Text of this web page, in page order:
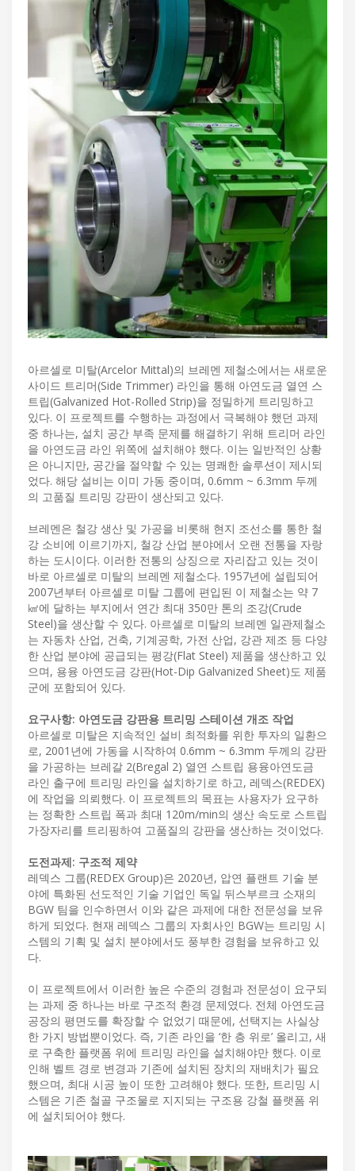
아르셀로 미탈(Arcelor Mittal)의 브레멘 제철소에서는 새로운
사이드 트리머(Side Trimmer) 라인을 통해 아연도금 열연 스
트립(Galvanized Hot-Rolled Strip)을 정밀하게 트리밍하고
있다. 이 프로젝트를 수행하는 과정에서 극복해야 했던 과제
중 하나는, 설치 공간 부족 문제를 해결하기 위해 트리머 라인
을 아연도금 라인 위쪽에 설치해야 했다. 이는 일반적인 상황
은 아니지만, 공간을 절약할 수 있는 명쾌한 솔루션이 제시되
었다. 해당 설비는 이미 가동 중이며, 0.6mm ~ 6.3mm 두께
의 고품질 트리밍 강판이 생산되고 있다.
브레멘은 철강 생산 및 가공을 비롯해 현지 조선소를 통한 철
강 소비에 이르기까지, 철강 산업 분야에서 오랜 전통을 자랑
하는 도시이다. 이러한 전통의 상징으로 자리잡고 있는 것이
바로 아르셀로 미탈의 브레멘 제철소다. 1957년에 설립되어
2007년부터 아르셀로 미탈 그룹에 편입된 이 제철소는 약 7
㎢에 달하는 부지에서 연간 최대 350만 톤의 조강(Crude
Steel)을 생산할 수 있다. 아르셀로 미탈의 브레멘 일관제철소
는 자동차 산업, 건축, 기계공학, 가전 산업, 강관 제조 등 다양
한 산업 분야에 공급되는 평강(Flat Steel) 제품을 생산하고 있
으며, 용융 아연도금 강판(Hot-Dip Galvanized Sheet)도 제품
군에 포함되어 있다.
요구사항: 아연도금 강판용 트리밍 스테이션 개조 작업
아르셀로 미탈은 지속적인 설비 최적화를 위한 투자의 일환으
로, 2001년에 가동을 시작하여 0.6mm ~ 6.3mm 두께의 강판
을 가공하는 브레갈 2(Bregal 2) 열연 스트립 용융아연도금
라인 출구에 트리밍 라인을 설치하기로 하고, 레덱스(REDEX)
에 작업을 의뢰했다. 이 프로젝트의 목표는 사용자가 요구하
는 정확한 스트립 폭과 최대 120m/min의 생산 속도로 스트립
가장자리를 트리핑하여 고품질의 강판을 생산하는 것이었다.
도전과제: 구조적 제약
레덱스 그룹(REDEX Group)은 2020년, 압연 플랜트 기술 분
야에 특화된 선도적인 기술 기업인 독일 뒤스부르크 소재의
BGW 팀을 인수하면서 이와 같은 과제에 대한 전문성을 보유
하게 되었다. 현재 레덱스 그룹의 자회사인 BGW는 트리밍 시
스템의 기획 및 설치 분야에서도 풍부한 경험을 보유하고 있
다.
이 프로젝트에서 이러한 높은 수준의 경험과 전문성이 요구되
는 과제 중 하나는 바로 구조적 환경 문제였다. 전체 아연도금
공장의 평면도를 확장할 수 없었기 때문에, 선택지는 사실상
한 가지 방법뿐이었다. 즉, 기존 라인을 ‘한 층 위로’ 올리고, 새
로 구축한 플랫폼 위에 트리밍 라인을 설치해야만 했다. 이로
인해 벨트 경로 변경과 기존에 설치된 장치의 재배치가 필요
했으며, 최대 시공 높이 또한 고려해야 했다. 또한, 트리밍 시
스템은 기존 철골 구조물로 지지되는 구조용 강철 플랫폼 위
에 설치되어야 했다.